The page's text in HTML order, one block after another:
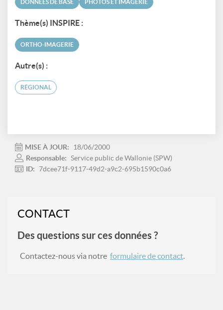
DONNÉES DE BASE PHOTOS ET IMAGERIE
Thème(s) INSPIRE :
ORTHO-IMAGERIE
Autre(s) :
RÉGIONAL
MISE À JOUR:
18/06/2000
Responsable: Service public de Wallonie (SPW)
ID:
7dcee71f-9117-49d2-a9c2-695b1590c0a6
CONTACT
Des questions sur ces données ?
Contactez-nous via notre formulaire de contact.